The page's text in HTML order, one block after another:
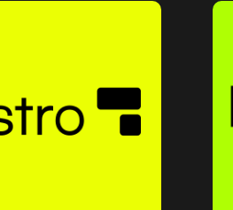
Ideal para empresas que
centralizar informações e
de atividades críticas, o